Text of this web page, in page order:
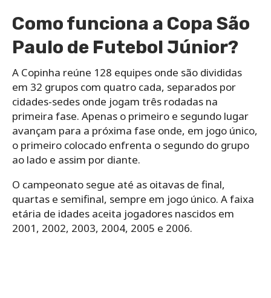
Como funciona a Copa São
Paulo de Futebol Júnior?
A Copinha reúne 128 equipes onde são divididas
em 32 grupos com quatro cada, separados por
cidades-sedes onde jogam três rodadas na
primeira fase. Apenas o primeiro e segundo lugar
avançam para a próxima fase onde, em jogo único,
o primeiro colocado enfrenta o segundo do grupo
ao lado e assim por diante.
O campeonato segue até as oitavas de final,
quartas e semifinal, sempre em jogo único. A faixa
etária de idades aceita jogadores nascidos em
2001, 2002, 2003, 2004, 2005 e 2006.